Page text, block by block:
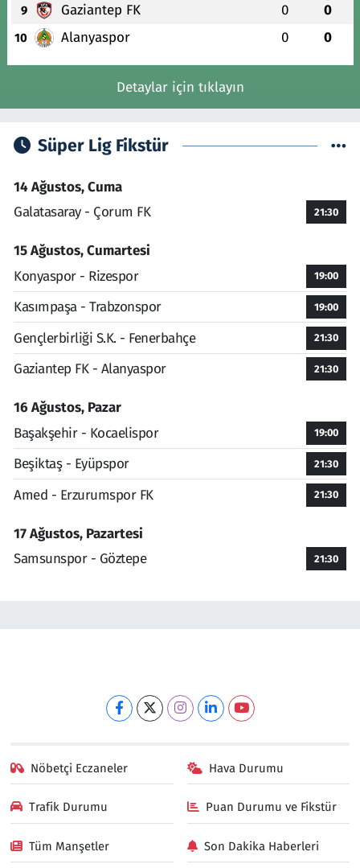
9 Gaziantep FK 0 0
10 Alanyaspor 0 0
Detaylar için tıklayın
Süper Lig Fikstür
14 Ağustos, Cuma
Galatasaray - Çorum FK
21:30
15 Ağustos, Cumartesi
Konyaspor - Rizespor
19:00
Kasımpaşa - Trabzonspor 19:00
Gençlerbirliği S.K. - Fenerbahçe 21:30
Gaziantep FK - Alanyaspor 21:30
16 Ağustos, Pazar
Başakşehir - Kocaelispor
19:00
Beşiktaş - Eyüpspor 21:30
Amed - Erzurumspor FK 21:30
17 Ağustos, Pazartesi
Samsunspor - Göztepe
21:30
Nöbetçi Eczaneler Hava Durumu
Trafik Durumu Puan Durumu ve Fikstür
Tüm Manşetler Son Dakika Haberleri